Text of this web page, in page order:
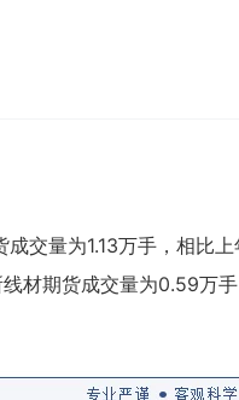
交量为1.13万手，相比上
材期货成交量为0.59万